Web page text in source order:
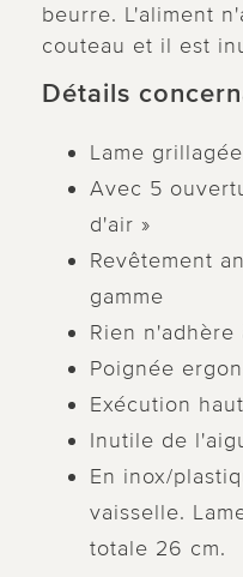
beurre. L'aliment
couteau et il est
Détails
Lame
Avec 5
d'air »
Revêtement
gamme
Rien n'adhère
Poignée
Exécution
Inutile de
En inox/
vaisselle.
totale 26 cm.